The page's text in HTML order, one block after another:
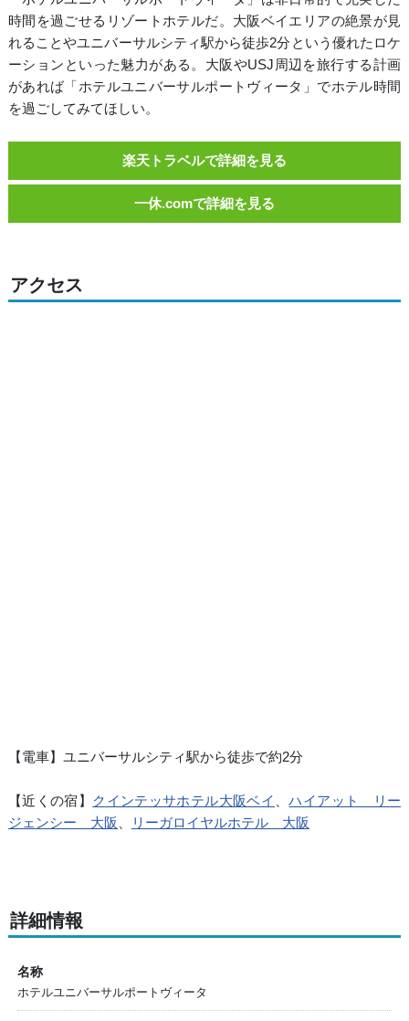
時間を過ごせるリゾートホテルだ。大阪ベイエリアの絶景が見
れることやユニバーサルシティ駅から徒歩2分という優れたロケ
ーションといった魅力がある。大阪やUSJ周辺を旅行する計画
があれば「ホテルユニバーサルポートヴィータ」でホテル時間
を過ごしてみてほしい。
楽天トラベルで詳細を見る
一休.comで詳細を見る
アクセス
【電車】ユニバーサルシティ駅から徒歩で約2分
【近くの宿】 クインテッサホテル大阪ベイ 、ハイアット リー
ジェンシー 大阪
リーガロイヤルホテル 大阪
詳細情報
名称
ホテルユニバーサルポートヴィータ